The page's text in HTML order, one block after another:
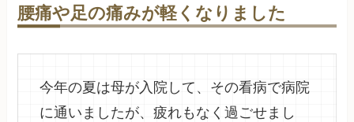
腰痛や足の痛みが軽くなりました
今年の夏は母が入院して、その看病で病院
に通いましたが、疲れもなく過ごせまし